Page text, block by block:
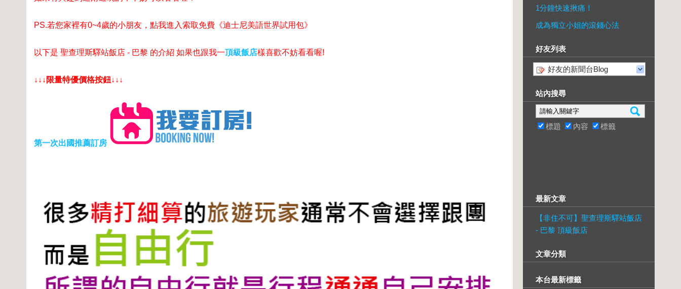
PS.若您家裡有0~4歲的小朋友， 點我進入索取免費《迪士尼美語世界試用包》
以下是 聖查理斯驛站飯店 - 巴黎 的介紹 如果也跟我一頂級飯店樣喜歡不妨看看喔!
↓↓↓限量特優價格按鈕↓↓↓
第一次出國推薦訂房
1分鐘快速揪痛！
成為獨立小姐的滾錢心法
好友列表
好友的新聞台Blog
站內搜尋
標題 內容 標籤
最新文章
【非住不可】聖查理斯驛站飯店
- 巴黎 頂級飯店
文章分類
本台最新標籤